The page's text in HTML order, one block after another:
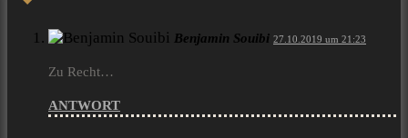
Benjamin Souibi 27.10.2019 um 21:23
Zu Recht…
ANTWORT